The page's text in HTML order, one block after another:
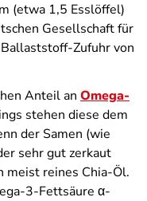
(etwa 1,5 Esslöffel)
Gesellschaft für
Zufuhr von
Anteil an Omega-
stehen diese dem
der Samen (wie
sehr gut zerkaut
meist reines Chia-Öl.
3-Fettsäure α-